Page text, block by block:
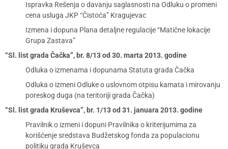
Ispravka Rešenja o davanju saglasnosti na Odluku o promeni
cena usluga JKP “Čistoća” Kragujevac
Izmena i dopuna Plana detaljne regulacije “Matične lokacije
Grupa Zastava”
“Sl. list grada Čačka”, br. 8/13 od 30. marta 2013. godine
Odluka o izmenama i dopunama Statuta grada Čačka
Odluka o izmeni Odluke o uslovnom otpisu kamata i mirovanju
poreskog duga (na teritoriji grada Čačka)
“Sl. list grada Kruševca”, br. 1/13 od 31. januara 2013. godine
Pravilnik o izmeni i dopuni Pravilnika o kriterijumima za
korišćenje sredstava Budžetskog fonda za populacionu
politiku grada Kruševca